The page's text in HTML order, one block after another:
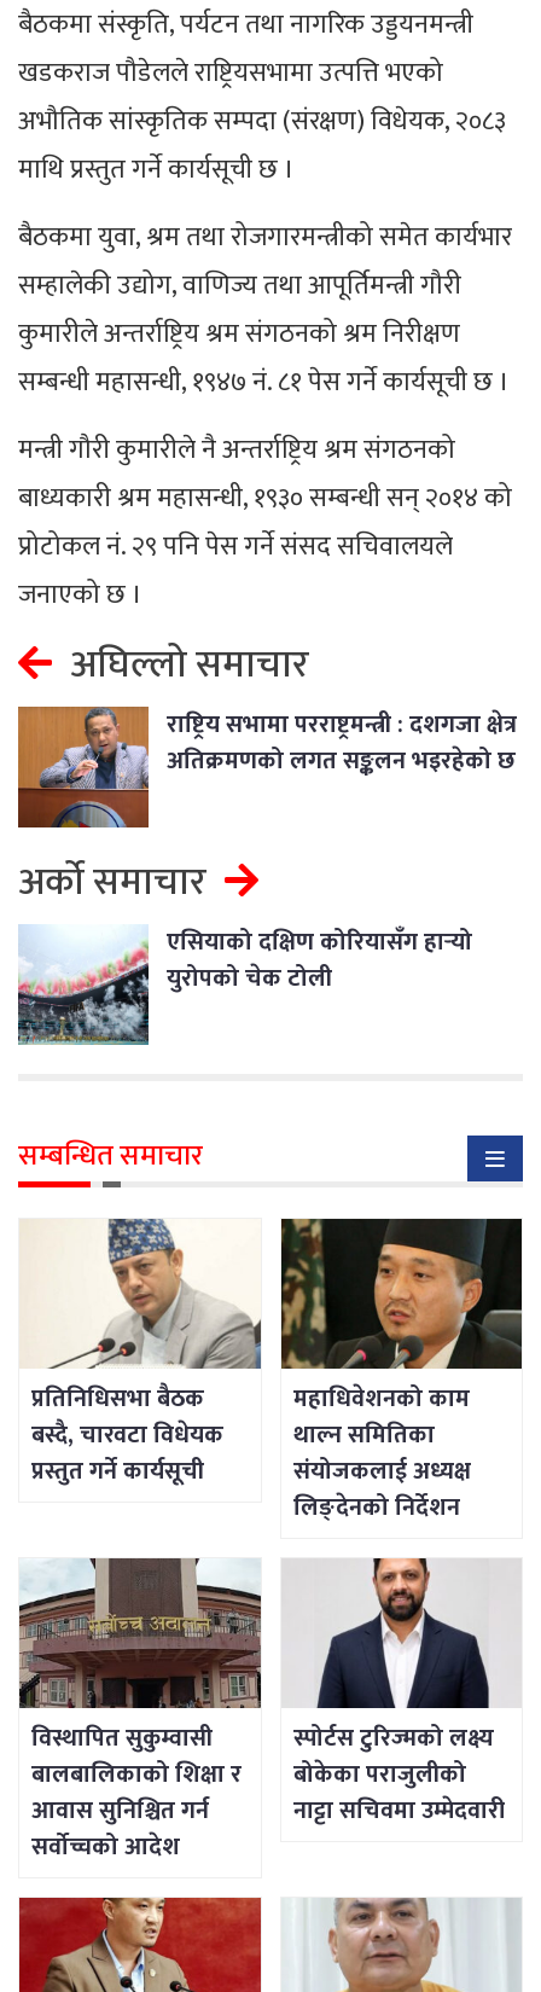
बैठकमा संस्कृति, पर्यटन तथा नागरिक उड्डयनमन्त्री
खडकराज पौडेलले राष्ट्रियसभामा उत्पत्ति भएको
अभौतिक सांस्कृतिक सम्पदा (संरक्षण) विधेयक, २०८३
माथि प्रस्तुत गर्ने कार्यसूची छ ।
बैठकमा युवा, श्रम तथा रोजगारमन्त्रीको समेत कार्यभार
सम्हालेकी उद्योग, वाणिज्य तथा आपूर्तिमन्त्री गौरी
कुमारीले अन्तर्राष्ट्रिय श्रम संगठनको श्रम निरीक्षण
सम्बन्धी महासन्धी, १९४७ नं. ८१ पेस गर्ने कार्यसूची छ ।
मन्त्री गौरी कुमारीले नै अन्तर्राष्ट्रिय श्रम संगठनको
बाध्यकारी श्रम महासन्धी, १९३० सम्बन्धी सन् २०१४ को
प्रोटोकल नं. २९ पनि पेस गर्ने संसद सचिवालयले
जनाएको छ ।
अघिल्लो समाचार
राष्ट्रिय सभामा परराष्ट्रमन्त्री : दशगजा क्षेत्र
अतिक्रमणको लगत सङ्कलन भइरहेको छ
अर्को समाचार
एसियाको दक्षिण कोरियासँग हार्‍यो
युरोपको चेक टोली
सम्बन्धित समाचार
प्रतिनिधिसभा बैठक
बस्दै, चारवटा विधेयक
प्रस्तुत गर्ने कार्यसूची
महाधिवेशनको काम
थाल्न समितिका
संयोजकलाई अध्यक्ष
लिङ्देनको निर्देशन
विस्थापित सुकुम्वासी
बालबालिकाको शिक्षा र
आवास सुनिश्चित गर्न
सर्वोच्चको आदेश
स्पोर्टस टुरिज्मको लक्ष्य
बोकेका पराजुलीको
नाट्टा सचिवमा उम्मेदवारी